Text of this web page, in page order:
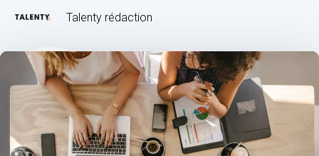
Talenty rédaction